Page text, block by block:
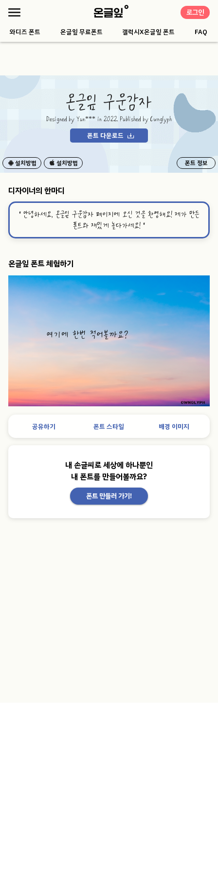
로그인
와디즈 폰트 온글잎 무료폰트 갤럭시X온글잎 폰트 FAQ
온글잎 구운감자
Designed by Yun*** in 2022. Published by Ownglyph
폰트 다운로드
설치방법 설치방법 폰트 정보
디자이너의 한마디
“ 안녕하세요, 온글잎 구운감자 페이지에 오신 것을 환영해요! 제가 만든
폰트와 재밌게 놀다가세요! ”
온글잎 폰트 체험하기
공유하기 폰트 스타일 배경 이미지
내 손글씨로 세상에 하나뿐인
내 폰트를 만들어볼까요?
폰트 만들러 가기!